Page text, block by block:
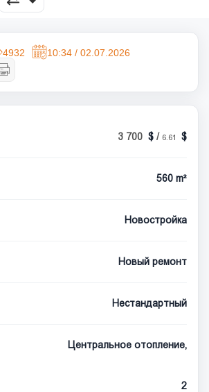
4932 10:34 / 02.07.2026
3 700 / 6.61
560 m²
Новостройка
Новый ремонт
Нестандартный
Центральное отопление,
2